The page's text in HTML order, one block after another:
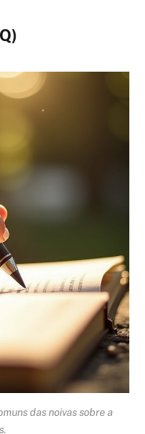
das noivas sobre a